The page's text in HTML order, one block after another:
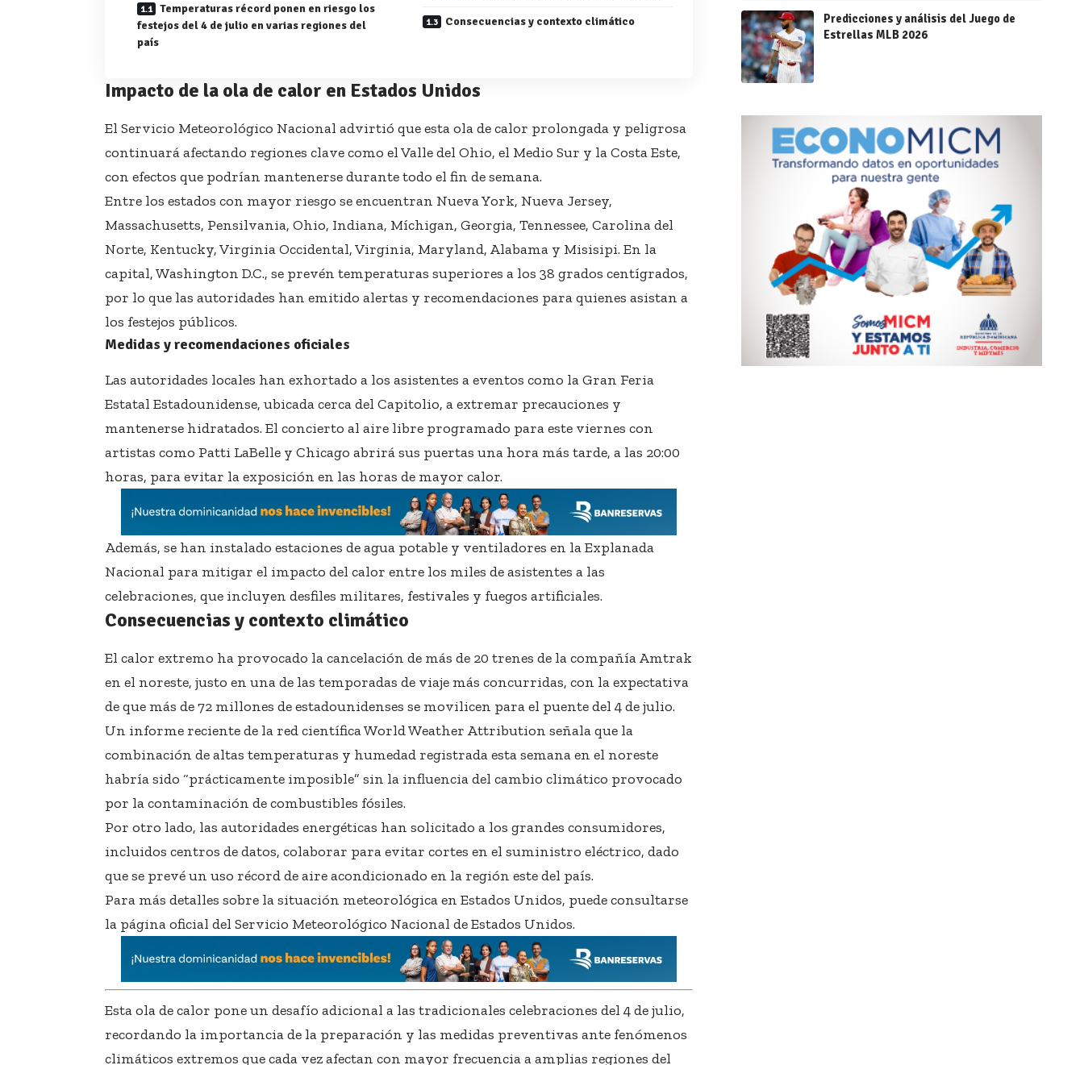
Temperaturas récord ponen en riesgo los
festejos del 4 de julio en varias regiones del
país
Consecuencias y contexto climático
Impacto de la ola de calor en Estados Unidos
El Servicio Meteorológico Nacional advirtió que esta ola de calor prolongada y peligrosa
continuará afectando regiones clave como el Valle del Ohio, el Medio Sur y la Costa Este,
con efectos que podrían mantenerse durante todo el fin de semana.
Entre los estados con mayor riesgo se encuentran Nueva York, Nueva Jersey,
Massachusetts, Pensilvania, Ohio, Indiana, Míchigan, Georgia, Tennessee, Carolina del
Norte, Kentucky, Virginia Occidental, Virginia, Maryland, Alabama y Misisipi. En la
capital, Washington D.C., se prevén temperaturas superiores a los 38 grados centígrados,
por lo que las autoridades han emitido alertas y recomendaciones para quienes asistan a
los festejos públicos.
Medidas y recomendaciones oficiales
Las autoridades locales han exhortado a los asistentes a eventos como la Gran Feria
Estatal Estadounidense, ubicada cerca del Capitolio, a extremar precauciones y
mantenerse hidratados. El concierto al aire libre programado para este viernes con
artistas como Patti LaBelle y Chicago abrirá sus puertas una hora más tarde, a las 20:00
horas, para evitar la exposición en las horas de mayor calor.
Además, se han instalado estaciones de agua potable y ventiladores en la Explanada
Nacional para mitigar el impacto del calor entre los miles de asistentes a las
celebraciones, que incluyen desfiles militares, festivales y fuegos artificiales.
Consecuencias y contexto climático
El calor extremo ha provocado la cancelación de más de 20 trenes de la compañía Amtrak
en el noreste, justo en una de las temporadas de viaje más concurridas, con la expectativa
de que más de 72 millones de estadounidenses se movilicen para el puente del 4 de julio.
Un informe reciente de la red científica World Weather Attribution señala que la
combinación de altas temperaturas y humedad registrada esta semana en el noreste
habría sido “prácticamente imposible” sin la influencia del cambio climático provocado
por la contaminación de combustibles fósiles.
Por otro lado, las autoridades energéticas han solicitado a los grandes consumidores,
incluidos centros de datos, colaborar para evitar cortes en el suministro eléctrico, dado
que se prevé un uso récord de aire acondicionado en la región este del país.
Para más detalles sobre la situación meteorológica en Estados Unidos, puede consultarse
la página oficial del Servicio Meteorológico Nacional de Estados Unidos.
Esta ola de calor pone un desafío adicional a las tradicionales celebraciones del 4 de julio,
recordando la importancia de la preparación y las medidas preventivas ante fenómenos
climáticos extremos que cada vez afectan con mayor frecuencia a amplias regiones del
Predicciones y análisis del Juego de
Estrellas MLB 2026